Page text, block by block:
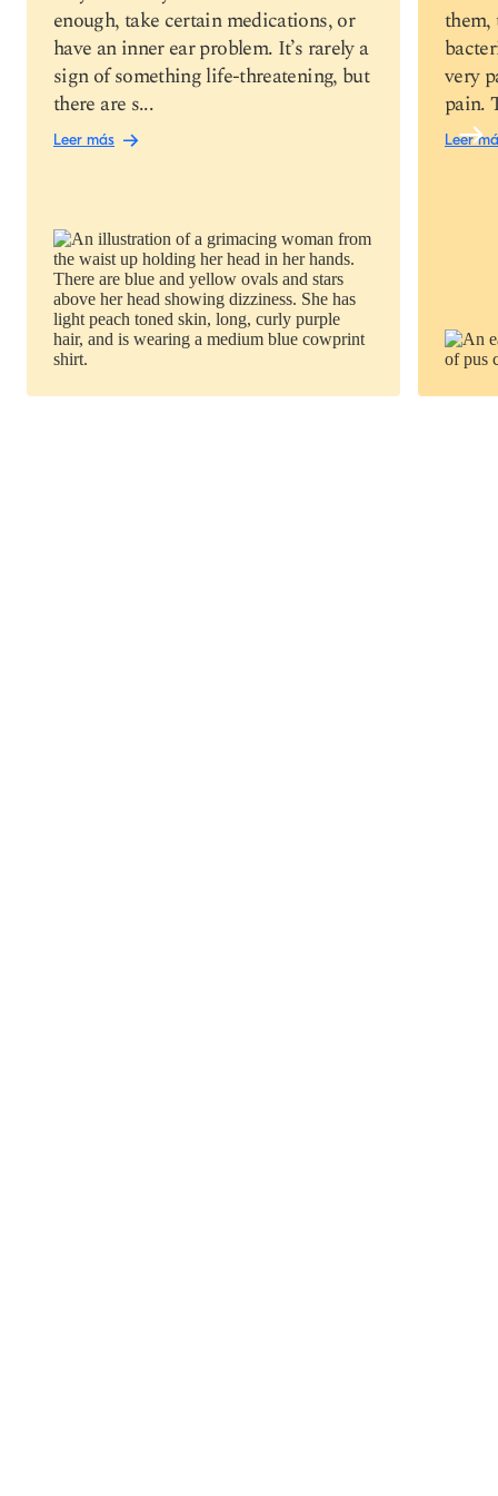
enough, take certain medications, or
have an inner ear problem. It’s rarely a
sign of something life-threatening, but
there are s...
Leer más
them,
very
pain.
Leer